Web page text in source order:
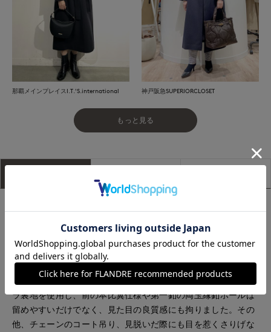
那覇メインプレイスI.T.'S.international 神戸阪急SUPERIORCLOSET
もっと見る
ラグランスリーブ・ウエストサッシュリボン付きにする事でき
ちんと感のあるコートに仕上げました。釦を閉じてスタンドカ
ラーとしても、開けて着用しても決まる2WAYの衿デザインに
最も拘りました。ネック部分にダーツを入れる事で、開けた時
にスッキリ決まります。また、裏地には滑りの良い良質キュプ
ラ裏地を使用し、前の本比翼仕様や第一釦の両玉縁釦ホールは
留めやすいだけでなく、見た目の良質感にも拘りました。その
他、チェーンのコート吊り、見脱いだ際にも目を惹くさりげな